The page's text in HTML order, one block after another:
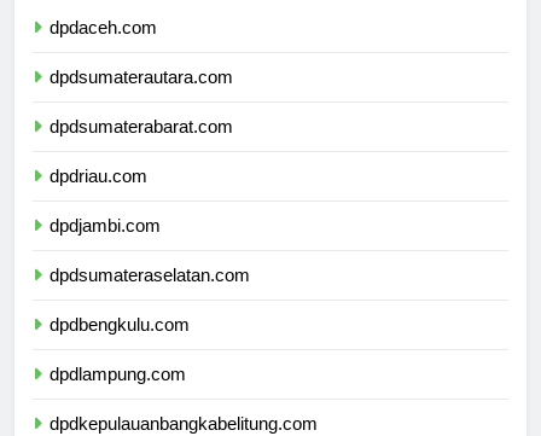
dpdaceh.com
dpdsumaterautara.com
dpdsumaterabarat.com
dpdriau.com
dpdjambi.com
dpdsumateraselatan.com
dpdbengkulu.com
dpdlampung.com
dpdkepulauanbangkabelitung.com